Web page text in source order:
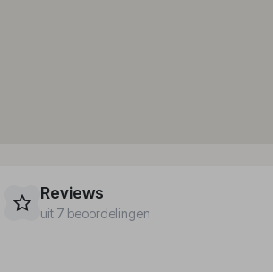
Reviews
uit 7 beoordelingen